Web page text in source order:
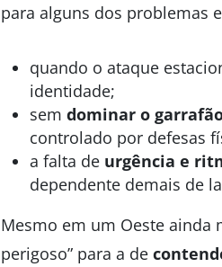
para alguns dos problemas
quando o ataque
identidade;
sem dominar o
controlado por defesas
a falta de urgência e
dependente demais de
Mesmo em um Oeste ainda
perigoso” para a de